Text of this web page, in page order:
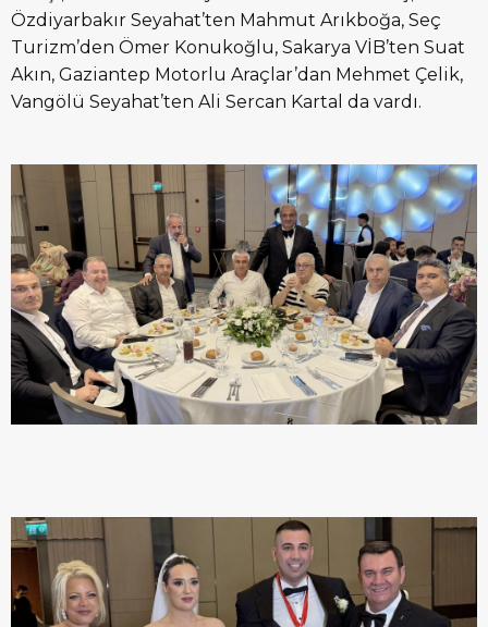
Özdiyarbakır Seyahat’ten Mahmut Arıkboğa, Seç
Turizm’den Ömer Konukoğlu, Sakarya VİB’ten Suat
Akın, Gaziantep Motorlu Araçlar’dan Mehmet Çelik,
Vangölü Seyahat’ten Ali Sercan Kartal da vardı.